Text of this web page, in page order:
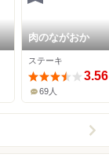
肉のながおか
ステーキ
3.56
69人